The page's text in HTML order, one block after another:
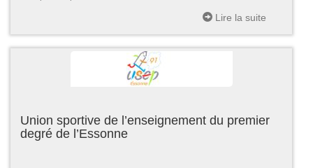
Lire la suite
Union sportive de l’enseignement du premier
degré de l’Essonne